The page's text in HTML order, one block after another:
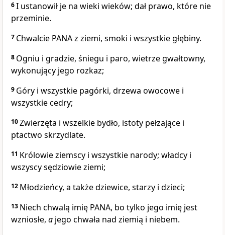
6I ustanowił je na wieki wieków; dał prawo, które nie
przeminie.
7 Chwalcie PANA z ziemi, smoki i wszystkie głębiny.
8 Ogniu i gradzie, śniegu i paro, wietrze gwałtowny,
wykonujący jego rozkaz;
9 Góry i wszystkie pagórki, drzewa owocowe i
wszystkie cedry;
10Zwierzęta i wszelkie bydło, istoty pełzające i
ptactwo skrzydlate.
11 Królowie ziemscy i wszystkie narody; władcy i
wszyscy sędziowie ziemi;
12 Młodzieńcy, a także dziewice, starzy i dzieci;
13 Niech chwalą imię PANA, bo tylko jego imię jest
wzniosłe, a jego chwała nad ziemią i niebem.